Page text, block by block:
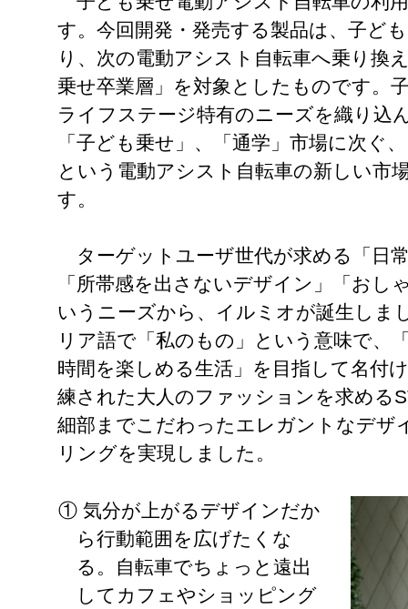
す。今回開発・発売する製品は、子ど
り、次の電動アシスト自転車へ乗り換
乗せ卒業層」を対象としたものです。
ライフステージ特有のニーズを織り込
「子ども乗せ」、「通学」市場に次ぐ
という電動アシスト自転車の新しい市
す。
ターゲットユーザ世代が求める「日
「所帯感を出さないデザイン」「おし
いうニーズから、イルミオが誕生しま
リア語で「私のもの」という意味で、
時間を楽しめる生活」を目指して名付
練された大人のファッションを求める
細部までこだわったエレガントなデザ
リングを実現しました。
① 気分が上がるデザインだか
ら行動範囲を広げたくな
る。自転車でちょっと遠出
してカフェやショッピング